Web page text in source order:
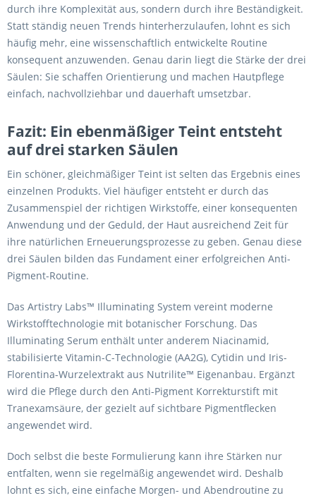
durch ihre Komplexität aus, sondern durch ihre Beständigkeit.
Statt ständig neuen Trends hinterherzulaufen, lohnt es sich
häufig mehr, eine wissenschaftlich entwickelte Routine
konsequent anzuwenden. Genau darin liegt die Stärke der drei
Säulen: Sie schaffen Orientierung und machen Hautpflege
einfach, nachvollziehbar und dauerhaft umsetzbar.
Fazit: Ein ebenmäßiger Teint entsteht
auf drei starken Säulen
Ein schöner, gleichmäßiger Teint ist selten das Ergebnis eines
einzelnen Produkts. Viel häufiger entsteht er durch das
Zusammenspiel der richtigen Wirkstoffe, einer konsequenten
Anwendung und der Geduld, der Haut ausreichend Zeit für
ihre natürlichen Erneuerungsprozesse zu geben. Genau diese
drei Säulen bilden das Fundament einer erfolgreichen Anti-
Pigment-Routine.
Das Artistry Labs™ Illuminating System vereint moderne
Wirkstofftechnologie mit botanischer Forschung. Das
Illuminating Serum enthält unter anderem Niacinamid,
stabilisierte Vitamin-C-Technologie (AA2G), Cytidin und Iris-
Florentina-Wurzelextrakt aus Nutrilite™ Eigenanbau. Ergänzt
wird die Pflege durch den Anti-Pigment Korrekturstift mit
Tranexamsäure, der gezielt auf sichtbare Pigmentflecken
angewendet wird.
Doch selbst die beste Formulierung kann ihre Stärken nur
entfalten, wenn sie regelmäßig angewendet wird. Deshalb
lohnt es sich, eine einfache Morgen- und Abendroutine zu